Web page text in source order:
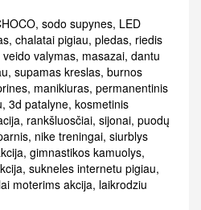
, sodo supynes, LED
, chalatai pigiau, pledas, riedis
veido valymas, masazai, dantu
, supamas kreslas, burnos
, manikiuras, permanentinis
, 3d patalyne, kosmetinis
, rankšluosčiai, sijonai, puodų
, nike treningai, siurblys
, gimnastikos kamuolys,
, sukneles internetu pigiau,
moterims akcija, laikrodziu